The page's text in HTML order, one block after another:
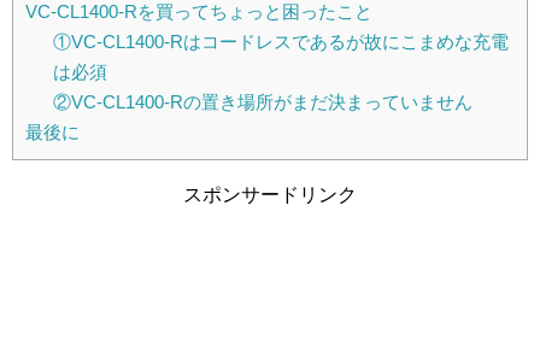
VC-CL1400-Rを買ってちょっと困ったこと
①VC-CL1400-Rはコードレスであるが故にこまめな充電
は必須
②VC-CL1400-Rの置き場所がまだ決まっていません
最後に
スポンサードリンク